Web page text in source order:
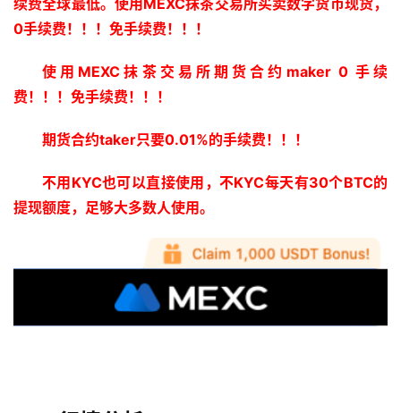
续费全球最低。使用MEXC抹茶交易所买卖数字货币现货，
0手续费！！！免手续费！！！
使用MEXC抹茶交易所期货合约maker 0 手续
费！！！免手续费！！！
期货合约taker只要0.01%的手续费！！！
不用KYC也可以直接使用，不KYC每天有30个BTC的
提现额度，足够大多数人使用。